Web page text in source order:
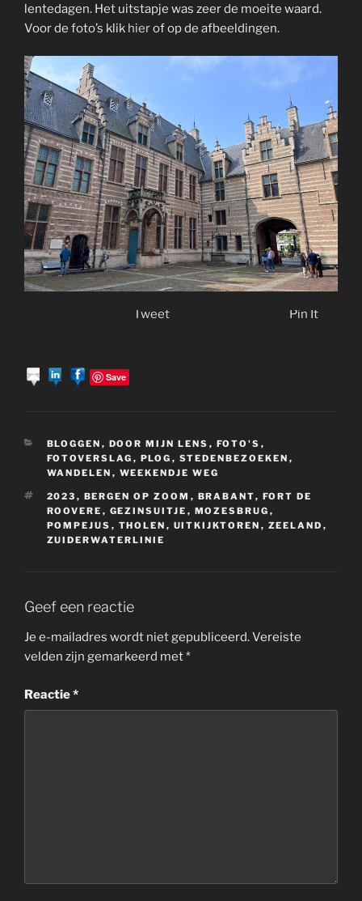
lentedagen. Het uitstapje was zeer de moeite waard.
Voor de foto’s klik hierof op de afbeeldingen.
Tweet Pin It
Save
CATEGORIEËN
BLOGGEN , DOOR MIJN LENS , FOTO'S ,
FOTOVERSLAG , PLOG , STEDENBEZOEKEN ,
WANDELEN , WEEKENDJE WEG
TAGS
2023 , BERGEN OP ZOOM , BRABANT, FORT DE
ROOVERE , GEZINSUITJE , MOZESBRUG ,
POMPEJUS , THOLEN , UITKIJKTOREN , ZEELAND ,
ZUIDERWATERLINIE
Geef een reactie
Je e-mailadres wordt niet gepubliceerd.Vereiste
velden zijn gemarkeerd met*
Reactie*